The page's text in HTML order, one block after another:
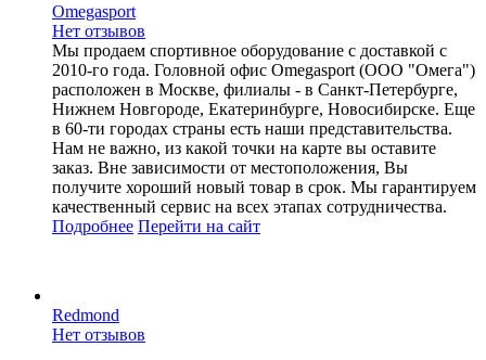
Omegasport
Нет отзывов
Мы продаем спортивное оборудование с доставкой с
2010-го года. Головной офис Omegasport (ООО "Омега")
расположен в Москве, филиалы - в Санкт-Петербурге,
Нижнем Новгороде, Екатеринбурге, Новосибирске. Еще
в 60-ти городах страны есть наши представительства.
Нам не важно, из какой точки на карте вы оставите
заказ. Вне зависимости от местоположения, Вы
получите хороший новый товар в срок. Мы гарантируем
качественный сервис на всех этапах сотрудничества.
Подробнее Перейти на сайт
Redmond
Нет отзывов